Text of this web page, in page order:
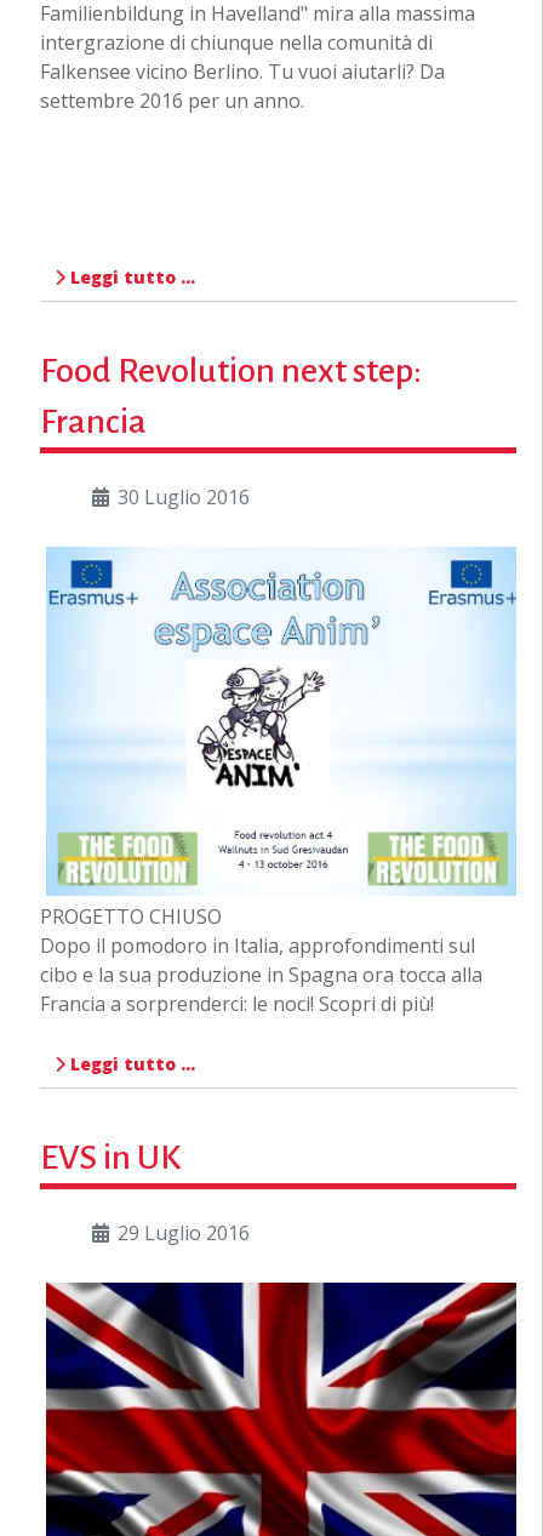
Familienbildung in Havelland" mira alla massima
intergrazione di chiunque nella comunità di
Falkensee vicino Berlino. Tu vuoi aiutarli? Da
settembre 2016 per un anno.
Leggi tutto …
Food Revolution next step:
Francia
30 Luglio 2016
PROGETTO CHIUSO
Dopo il pomodoro in Italia, approfondimenti sul
cibo e la sua produzione in Spagna ora tocca alla
Francia a sorprenderci: le noci! Scopri di più!
Leggi tutto …
EVS in UK
29 Luglio 2016